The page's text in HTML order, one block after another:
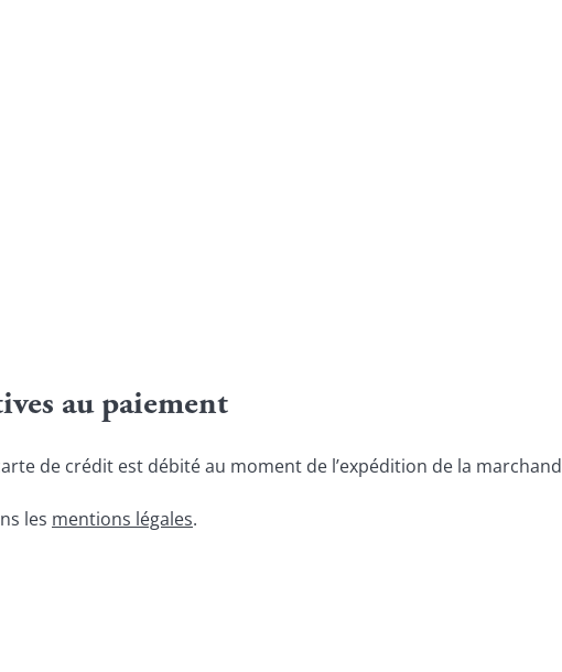
au paiement
de crédit est débité au moment de l’expédition de la
les mentions légales.